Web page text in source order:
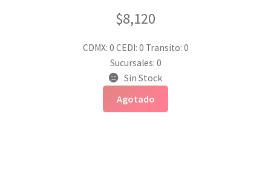
$8,120
CDMX: 0 CEDI: 0 Transito: 0
Sucursales: 0
Sin Stock
Agotado